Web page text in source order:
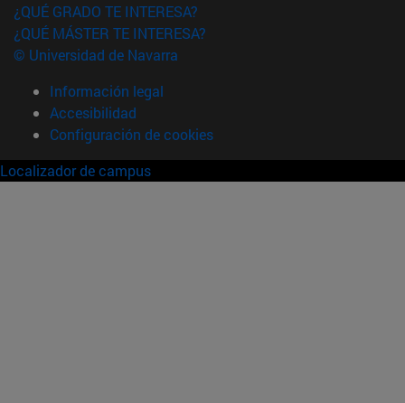
¿QUÉ GRADO TE INTERESA?
¿QUÉ MÁSTER TE INTERESA?
© Universidad de Navarra
Información legal
Accesibilidad
Configuración de cookies
Localizador de campus